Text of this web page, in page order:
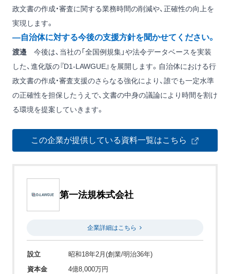
政文書の作成・審査に関する業務時間の削減や、正確性の向上を
実現します。
―自治体に対する今後の支援方針を聞かせてください。
渡邉 今後は、当社の「全国例規集」や法令データベースを実装
した、進化版の『D1-LAWGUE』を展開します。自治体における行
政文書の作成・審査支援のさらなる強化により、誰でも一定水準
の正確性を担保したうえで、文書の中身の議論により時間を割け
る環境を提案していきます。
この企業が提供している資料一覧はこちら
第一法規株式会社
企業詳細はこちら
設立
昭和18年2月(創業/明治36年)
資本金
4億8,000万円